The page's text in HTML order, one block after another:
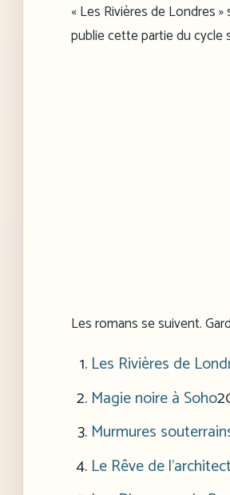
« Les Rivières de Londres
publie cette partie du cycle
Les romans se suivent.
Les Rivières de
Magie noire à Soho
Murmures
Le Rêve de